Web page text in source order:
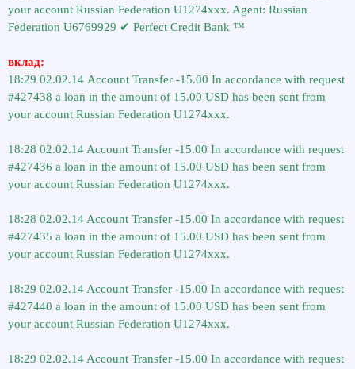
your account Russian Federation U1274xxx. Agent: Russian
Federation U6769929 ✔ Perfect Credit Bank ™
вклад:
18:29 02.02.14 Account Transfer -15.00 In accordance with request
#427438 a loan in the amount of 15.00 USD has been sent from
your account Russian Federation U1274xxx.
18:28 02.02.14 Account Transfer -15.00 In accordance with request
#427436 a loan in the amount of 15.00 USD has been sent from
your account Russian Federation U1274xxx.
18:28 02.02.14 Account Transfer -15.00 In accordance with request
#427435 a loan in the amount of 15.00 USD has been sent from
your account Russian Federation U1274xxx.
18:29 02.02.14 Account Transfer -15.00 In accordance with request
#427440 a loan in the amount of 15.00 USD has been sent from
your account Russian Federation U1274xxx.
18:29 02.02.14 Account Transfer -15.00 In accordance with request